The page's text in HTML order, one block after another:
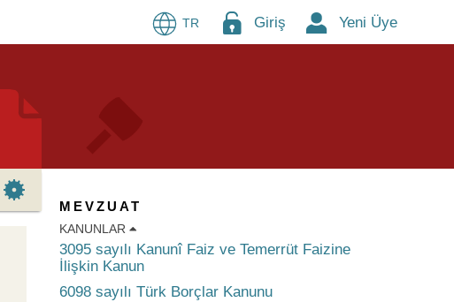
TR Giriş Yeni Üye
MEVZUAT
KANUNLAR
3095 sayılı Kanunî Faiz ve Temerrüt Faizine
İlişkin Kanun
6098 sayılı Türk Borçlar Kanunu